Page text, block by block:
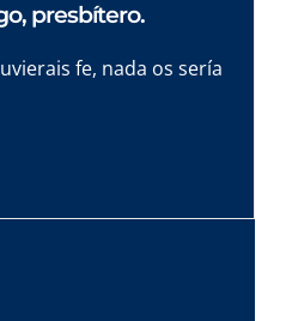
presbítero.
fe, nada os sería